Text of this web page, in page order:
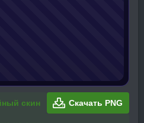
скин Скачать PNG